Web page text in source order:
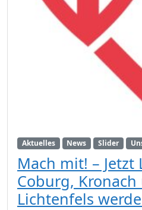
Aktuelles News Slider
Mach mit! –
Coburg, Kronach
Lichtenfels